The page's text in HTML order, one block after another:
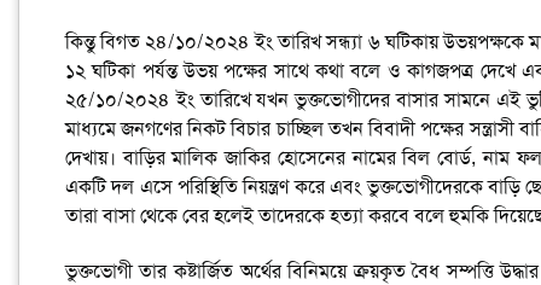
কিন্তু বিগত ২৪/১০/২০২৪ ইং তারিখ সন্ধ্যা ৬ ঘটিকায় উভয়পক্ষকে
১২ ঘটিকা পর্যন্ত উভয় পক্ষের সাথে কথা বলে ও কাগজপত্র দেখে
২৫/১০/২০২৪ ইং তারিখে যখন ভুক্তভোগীদের বাসার সামনে এই
মাধ্যমে জনগণের নিকট বিচার চাচ্ছিল তখন বিবাদী পক্ষের
দেখায়। বাড়ির মালিক জাকির হোসেনের নামের বিল বোর্ড, নাম
একটি দল এসে পরিস্থিতি নিয়ন্ত্রণ করে এবং ভুক্তভোগীদেরকে
তারা বাসা থেকে বের হলেই তাদেরকে হত্যা করবে বলে হুমকি
ভুক্তভোগী তার কষ্টার্জিত অর্থের বিনিময়ে ক্রয়কৃত বৈধ সম্পত্তি